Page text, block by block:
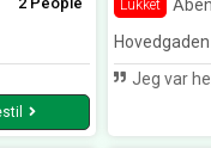
Lukket
Jeg var hernede i Birkerød